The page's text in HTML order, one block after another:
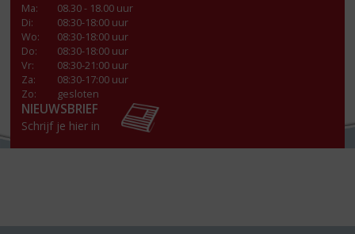
Ma:
08.30 - 18.00 uur
Di:
08:30-18:00 uur
Wo:
08:30-18:00 uur
Do:
08:30-18:00 uur
Vr:
08:30-21:00 uur
Za:
08:30-17:00 uur
Zo:
gesloten
NIEUWSBRIEF
Schrijf je hier in